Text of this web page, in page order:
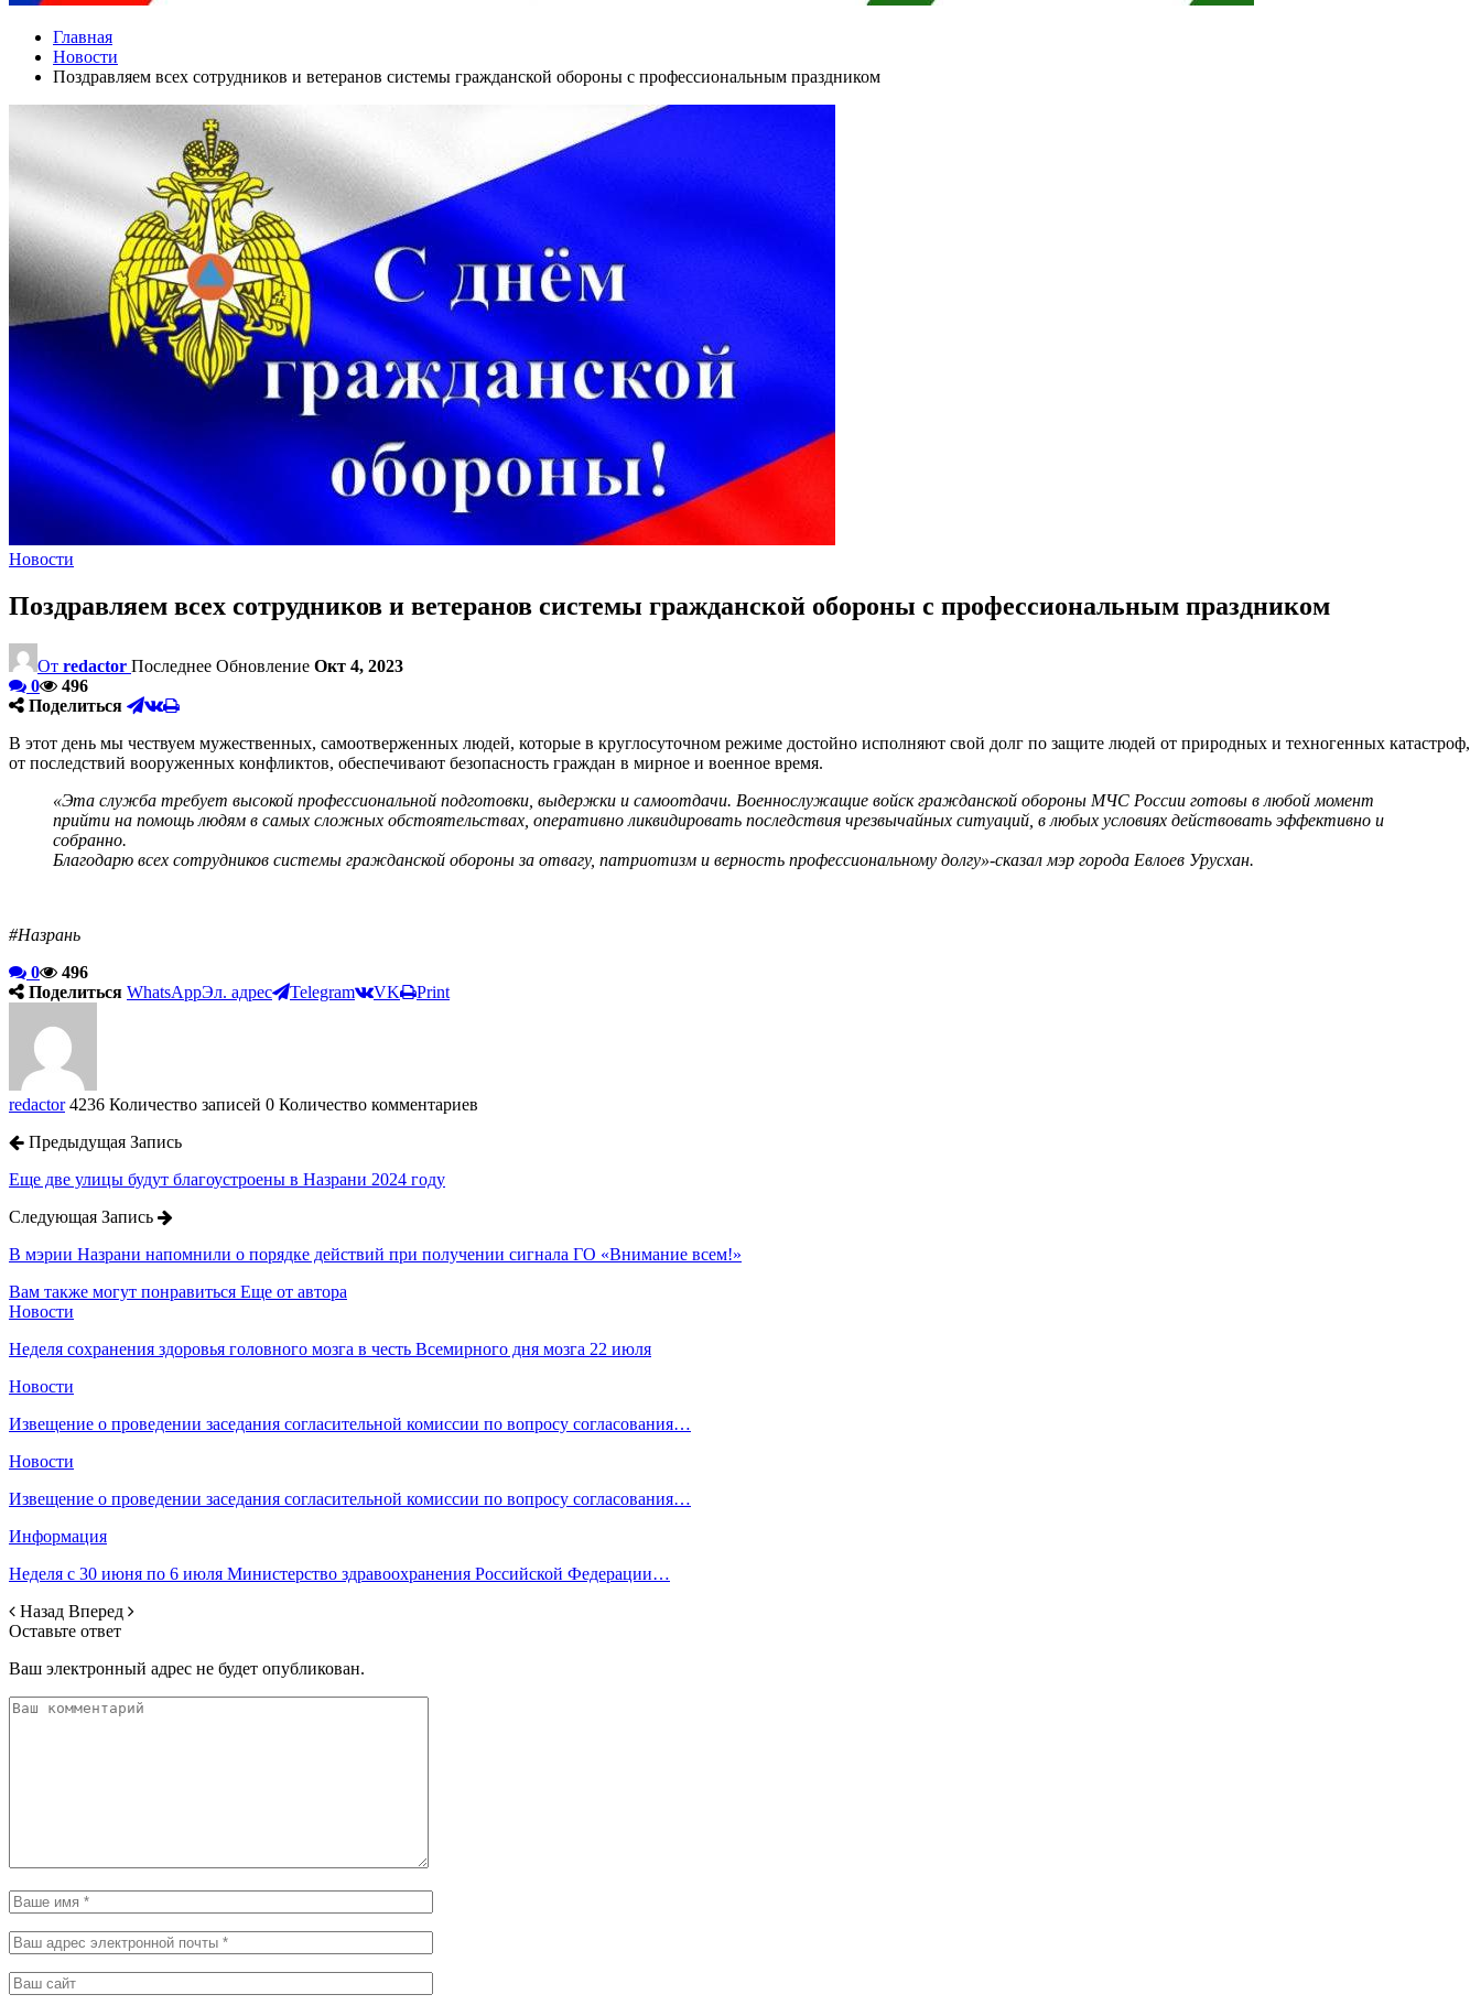
Главная
Новости
Поздравляем всех сотрудников и ветеранов системы гражданской обороны с профессиональным праздником
Новости
Поздравляем всех сотрудников и ветеранов системы гражданской обороны с профессиональным праздником
От redactor Последнее Обновление Окт 4, 2023
0
496
Поделиться
В этот день мы чествуем мужественных, самоотверженных людей, которые в круглосуточном режиме достойно исполняют свой долг по защите людей от природных и техногенных катастроф,
от последствий вооруженных конфликтов, обеспечивают безопасность граждан в мирное и военное время.
«Эта служба требует высокой профессиональной подготовки, выдержки и самоотдачи. Военнослужащие войск гражданской обороны МЧС России готовы в любой момент
прийти на помощь людям в самых сложных обстоятельствах, оперативно ликвидировать последствия чрезвычайных ситуаций, в любых условиях действовать эффективно и
собранно.
Благодарю всех сотрудников системы гражданской обороны за отвагу, патриотизм и верность профессиональному долгу»-сказал мэр города Евлоев Урусхан.
#Назрань
0
496
Поделиться WhatsAppЭл. адрес Telegram VK Print
redactor 4236 Количество записей 0 Количество комментариев
Предыдущая Запись
Еще две улицы будут благоустроены в Назрани 2024 году
Следующая Запись
В мэрии Назрани напомнили о порядке действий при получении сигнала ГО «Внимание всем!»
Вам также могут понравиться Еще от автора
Новости
Неделя сохранения здоровья головного мозга в честь Всемирного дня мозга 22 июля
Новости
Извещение о проведении заседания согласительной комиссии по вопросу согласования…
Новости
Извещение о проведении заседания согласительной комиссии по вопросу согласования…
Информация
Неделя с 30 июня по 6 июля Министерство здравоохранения Российской Федерации…
Назад Вперед
Оставьте ответ
Ваш электронный адрес не будет опубликован.